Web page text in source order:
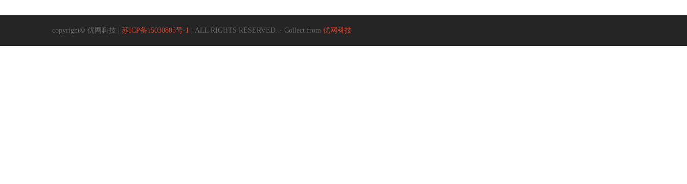
copyright© 优网科技 | 苏ICP备15030805号-1 | ALL RIGHTS RESERVED. - Collect from 优网科技